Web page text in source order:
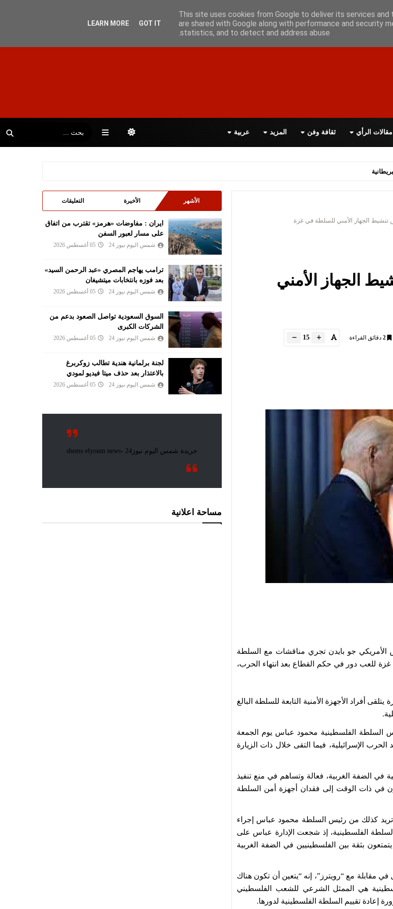
اتصل بنا اقرأ الصحيفة PDF
مقالات الرأي ثقافة وفن المزيد عربية
تنشيط الجهاز الأمني للسلطة في غزة
الجهاز الأمني
2 دقائق القراءة 15
الأمريكي جو بايدن تجري مناقشات مع السلطة
غزة للعب دور في حكم القطاع بعد انتهاء الحرب،
يتلقى أفراد الأجهزة الأمنية التابعة للسلطة البالغ
السلطة الفلسطينية محمود عباس يوم الجمعة
الإسرائيلية، فيما التقى خلال ذات الزيارة
في الضفة الغربية، فعالة وتساهم في منع تنفيذ
في ذات الوقت إلى فقدان أجهزة أمن السلطة
كذلك من رئيس السلطة محمود عباس إجراء
الفلسطينية، إذ شجعت الإدارة عباس على
بثقة بين الفلسطينيين في الضفة الغربية
مقابلة مع “رويترز”، إنه “يتعين أن تكون هناك
هي الممثل الشرعي للشعب الفلسطيني
إعادة تقييم السلطة الفلسطينية لدورها.
الأشهر الأخيرة التعليقات
ايران : مفاوضات «هرمز» تقترب من اتفاق
على مسار لعبور السفن
شمس اليوم نيوز 24 05 أغسطس 2026
ترامب يهاجم المصري «عبد الرحمن السيد»
بعد فوزه بانتخابات ميتشيغان
شمس اليوم نيوز 24 05 أغسطس 2026
السوق السعودية تواصل الصعود بدعم من
الشركات الكبرى
شمس اليوم نيوز 24 05 أغسطس 2026
لجنة برلمانية هندية تطالب زوكربرغ
بالاعتذار بعد حذف ميتا فيديو لمودي
شمس اليوم نيوز 24 05 أغسطس 2026
مساحة اعلانية
This site uses cookies from Google to deliver its services
are shared with Google along with performance and security
statistics, and to detect and address abuse.
LEARN MORE GOT IT